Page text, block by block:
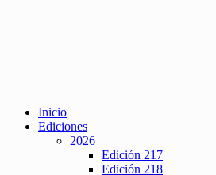
Inicio
Ediciones
2026
Edición 217
Edición 218